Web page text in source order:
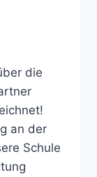
die
an der
Schule